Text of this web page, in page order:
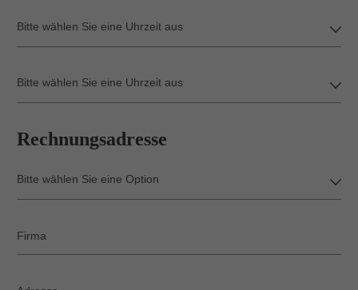
Rechnungsadresse